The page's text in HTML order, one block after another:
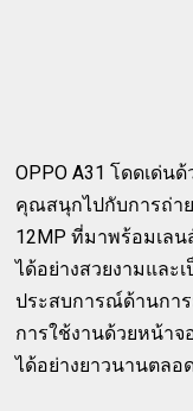
OPPO A31 โดดเด่น
คุณสนุกไปกับการถ่า
12MP ที่มาพร้อมเล
ได้อย่างสวยงามและ
ประสบการณ์ด้านกา
การใช้งานด้วยหน้า
ได้อย่างยาวนานตลอ